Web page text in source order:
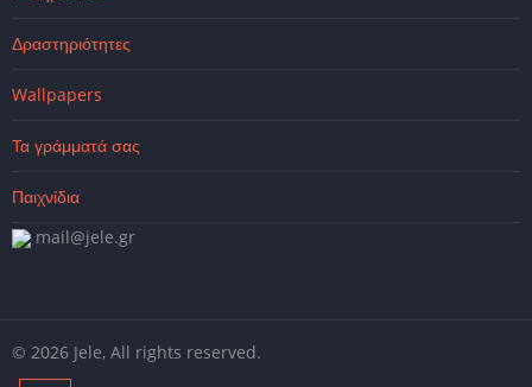
Δραστηριότητες
Wallpapers
Τα γράμματά σας
Παιχνίδια
mail@jele.gr
© 2026 Jele, All rights reserved.